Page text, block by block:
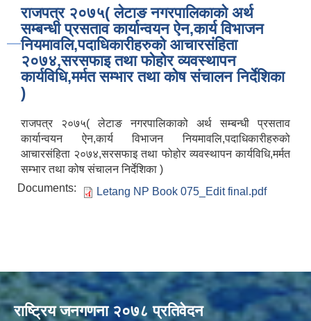
राजपत्र २०७५( लेटाङ नगरपालिकाको अर्थ
सम्बन्धी प्रसताव कार्यान्वयन ऐन,कार्य विभाजन
नियमावलि,पदाधिकारीहरुको आचारसंहिता
२०७४,सरसफाइ तथा फोहोर व्यवस्थापन
कार्यविधि,मर्मत सम्भार तथा कोष संचालन निर्देशिका
)
राजपत्र २०७५( लेटाङ नगरपालिकाको अर्थ सम्बन्धी प्रसताव
कार्यान्वयन ऐन,कार्य विभाजन नियमावलि,पदाधिकारीहरुको
आचारसंहिता २०७४,सरसफाइ तथा फोहोर व्यवस्थापन कार्यविधि,मर्मत
सम्भार तथा कोष संचालन निर्देशिका )
Documents:
Letang NP Book 075_Edit final.pdf
राष्ट्रिय जनगणना २०७८ प्रतिवेदन